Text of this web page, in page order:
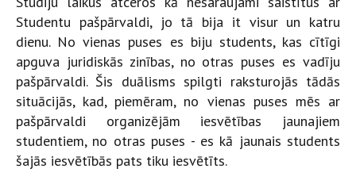
Studentu pašpārvaldi, jo tā bija it visur un katru
dienu. No vienas puses es biju students, kas cītīgi
apguva juridiskās zinības, no otras puses es vadīju
pašpārvaldi. Šis duālisms spilgti raksturojās tādās
situācijās, kad, piemēram, no vienas puses mēs ar
pašpārvaldi organizējām iesvētības jaunajiem
studentiem, no otras puses - es kā jaunais students
šajās iesvētībās pats tiku iesvētīts.